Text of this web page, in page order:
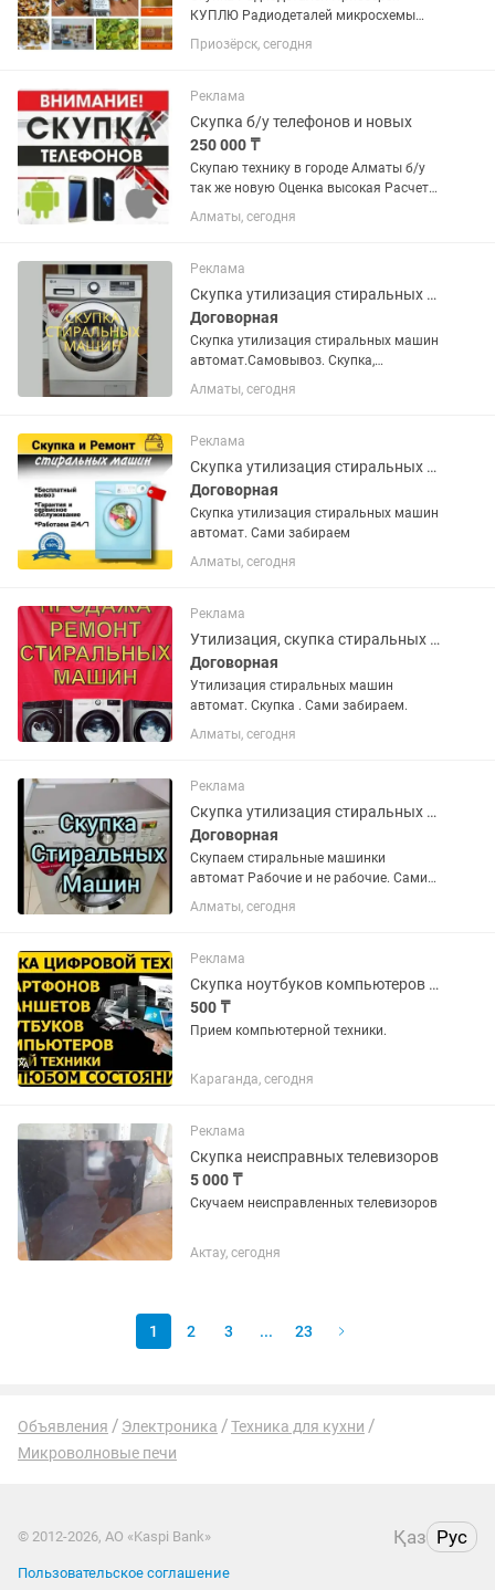
КУПЛЮ Радиодеталей микросхемы
очень дорого, платы, транзисторы,
разьемы, микросхемы, платы,
пускателе от реле от, автоматов,...
Приозёрск, сегодня
Реклама
Скупка б/у телефонов и новых
250 000 ₸
Скупаю технику в городе Алматы б/у
так же новую Оценка высокая Расчет
на месте A05s, Samsung A14, Samsung
A24, Samsung A34, Samsung A54,
S21, Samsung S22,...
Алматы, сегодня
Реклама
Скупка утилизация стиральных машин автомат
Договорная
Скупка утилизация стиральных машин
автомат.Самовывоз. Скупка,
утилизация.
Алматы, сегодня
Реклама
Скупка утилизация стиральных машин
Договорная
Скупка утилизация стиральных машин
автомат. Сами забираем
Алматы, сегодня
Реклама
Утилизация, скупка стиральных машин автомат
Договорная
Утилизация стиральных машин
автомат. Скупка . Сами забираем.
Алматы, сегодня
Реклама
Скупка утилизация стиральных машин автомат
Договорная
Скупаем стиральные машинки
автомат Рабочие и не рабочие. Сами
забираем. Звоните, пишите. Скупка
утилизация
Алматы, сегодня
Реклама
Скупка ноутбуков компьютеров моноблоков принтеров мониторов
500 ₸
Прием компьютерной техники.
Караганда, сегодня
Реклама
Скупка неисправных телевизоров
5 000 ₸
Скучаем неисправленных телевизоров
Актау, сегодня
1 2 3 ... 23
Объявления Электроника
Техника для кухни
Микроволновые печи
© 2012-2026, АО «Kaspi Bank» Қаз Рус
Пользовательское соглашение